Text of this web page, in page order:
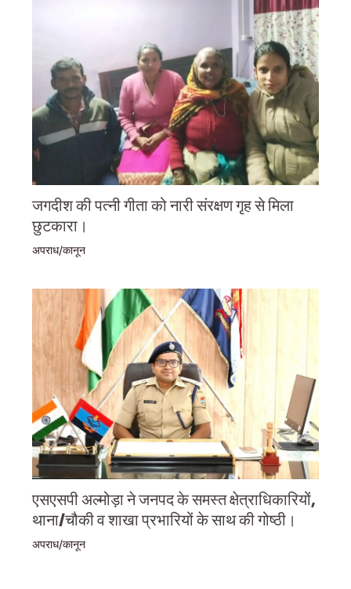
जगदीश की पत्नी गीता को नारी संरक्षण गृह से मिला
छुटकारा।
अपराध/कानून
एसएसपी अल्मोड़ा ने जनपद के समस्त क्षेत्राधिकारियों,
थाना/चौकी व शाखा प्रभारियों के साथ की गोष्ठी।
अपराध/कानून